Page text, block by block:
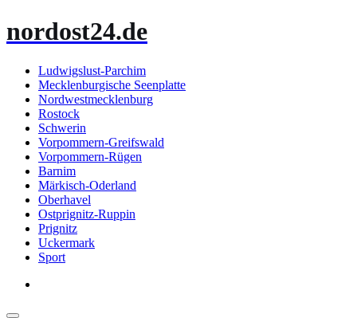
Inhalt
nordost24.de
Ludwigslust-Parchim
Mecklenburgische Seenplatte
Nordwestmecklenburg
Rostock
Schwerin
Vorpommern-Greifswald
Vorpommern-Rügen
Barnim
Märkisch-Oderland
Oberhavel
Ostprignitz-Ruppin
Prignitz
Uckermark
Sport